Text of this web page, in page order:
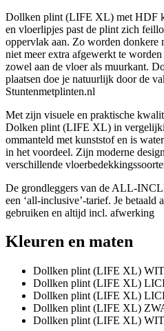
Dollken plint (LIFE XL) met HDF
en vloerlipjes past de plint zich
oppervlak aan. Zo worden donkere
niet meer extra afgewerkt te
zowel aan de vloer als muurkant.
plaatsen doe je natuurlijk door de
Stuntenmetplinten.nl
Met zijn visuele en praktische
Dolken plint (LIFE XL) in
ommanteld met kunststof en is
in het voordeel. Zijn moderne
verschillende
De grondleggers van de ALL-
een ‘all-inclusive’-tarief. Je betaald
gebruiken en altijd incl. afwerking
Kleuren en maten
Dollken plint (LIFE XL) WIT
Dollken plint (LIFE XL)
Dollken plint (LIFE XL)
Dollken plint (LIFE XL)
Dollken plint (LIFE XL) WIT